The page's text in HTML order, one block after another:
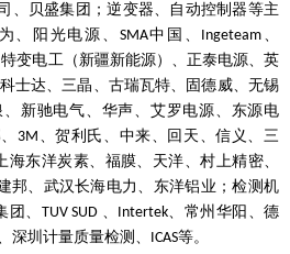
、贝盛集团；逆变器、自动控制器等主
、阳光电源、 SMA中国、 Ingeteam 、
变电工（新疆新能源）、正泰电源、英
士达、三晶、古瑞瓦特、固德威、无锡
、新驰电气、华声、艾罗电源、东源电
3M 、贺利氏、中来、回天、信义、三
海东洋炭素、福膜、天洋、村上精密、
邦、武汉长海电力、东洋铝业；检测机
团、 TUV SUD 、 Intertek、常州华阳、德
深圳计量质量检测、 ICAS等。